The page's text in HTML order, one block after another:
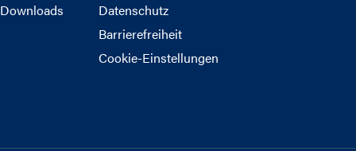
Downloads
Datenschutz
Barrierefreiheit
Cookie-Einstellungen